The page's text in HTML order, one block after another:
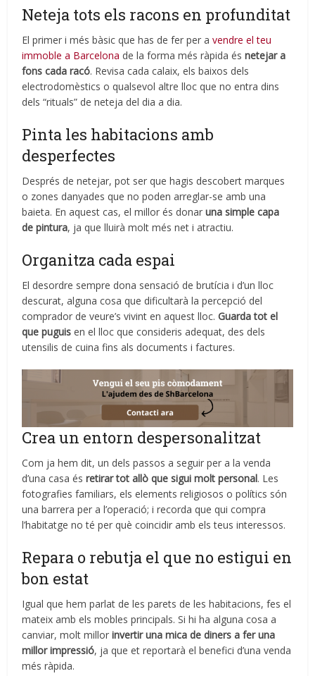
Neteja tots els racons en profunditat
El primer i més bàsic que has de fer per avendre el teu
immoble a Barcelona de la forma més ràpida ésnetejar a
fons cada racó. Revisa cada calaix, els baixos dels
electrodomèstics o qualsevol altre lloc que no entra dins
dels “rituals” de neteja del dia a dia.
Pinta les habitacions amb
desperfectes
Després de netejar, pot ser que hagis descobert marques
o zones danyades que no poden arreglar-se amb una
baieta. En aquest cas, el millor és donaruna simple capa
de pintura, ja que lluirà molt més net i atractiu.
Organitza cada espai
El desordre sempre dona sensació de brutícia i d’un lloc
descurat, alguna cosa que dificultarà la percepció del
comprador de veure’s vivint en aquest lloc. Guarda tot el
que puguis en el lloc que consideris adequat, des dels
utensilis de cuina fins als documents i factures.
Crea un entorn despersonalitzat
Com ja hem dit, un dels passos a seguir per a la venda
d’una casa és retirar tot allò que sigui molt personal. Les
fotografies familiars, els elements religiosos o polítics són
una barrera per a l’operació; i recorda que qui compra
l’habitatge no té per què coincidir amb els teus interessos.
Repara o rebutja el que no estigui en
bon estat
Igual que hem parlat de les parets de les habitacions, fes el
mateix amb els mobles principals. Si hi ha alguna cosa a
canviar, molt millorinvertir una mica de diners a fer una
millor impressió, ja que et reportarà el benefici d’una venda
més ràpida.